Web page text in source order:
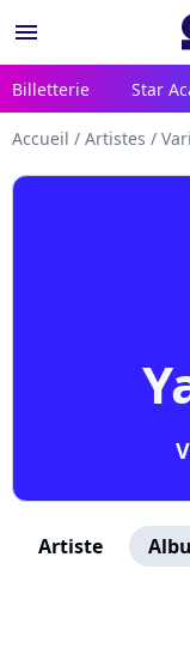
menu
Billetterie Star
Accueil / Artistes /
Artiste